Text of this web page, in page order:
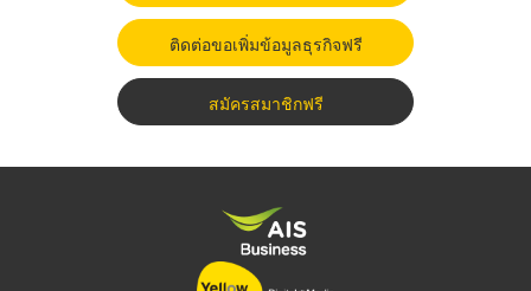
ติดต่อขอเพิ่มข้อมูลธุรกิจฟรี
สมัครสมาชิกฟรี